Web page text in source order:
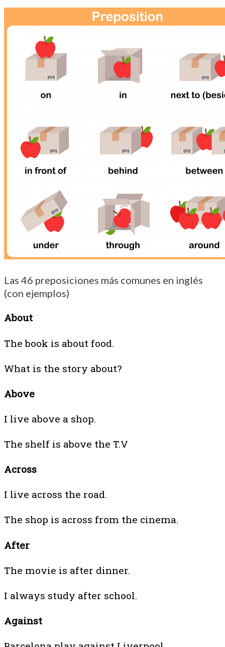
Las 46 preposiciones más comunes en inglés
(con ejemplos)
About
The book is about food.
What is the story about?
Above
I live above a shop.
The shelf is above the T.V
Across
I live across the road.
The shop is across from the cinema.
After
The movie is after dinner.
I always study after school.
Against